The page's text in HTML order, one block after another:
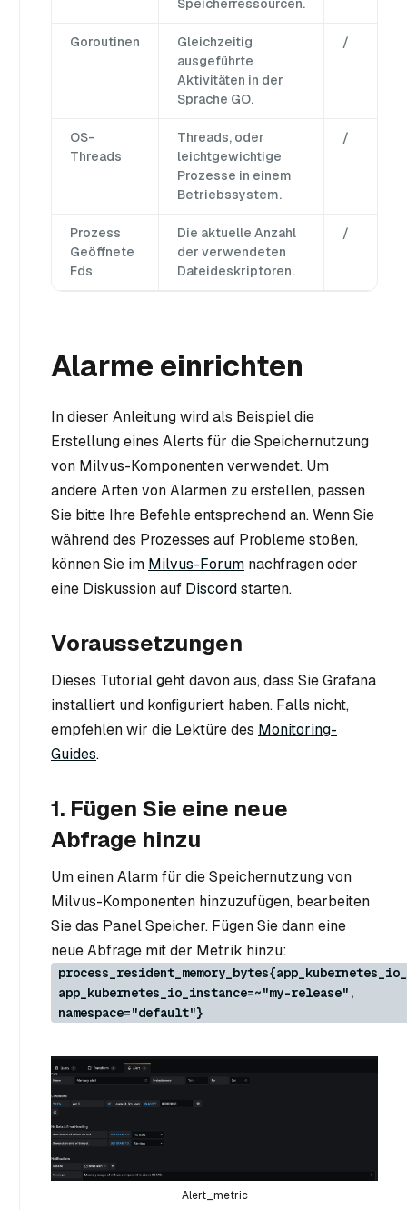
Speicherressourcen.
Goroutinen
Gleichzeitig
ausgeführte
Aktivitäten in der
Sprache GO.
/
OS-
Threads
Threads, oder
leichtgewichtige
Prozesse in einem
Betriebssystem.
/
Prozess
Geöffnete
Fds
Die aktuelle Anzahl
der verwendeten
Dateideskriptoren.
/
Alarme einrichten
In dieser Anleitung wird als Beispiel die
Erstellung eines Alerts für die Speichernutzung
von Milvus-Komponenten verwendet. Um
andere Arten von Alarmen zu erstellen, passen
Sie bitte Ihre Befehle entsprechend an. Wenn Sie
während des Prozesses auf Probleme stoßen,
können Sie im Milvus-Forum nachfragen oder
eine Diskussion auf Discordstarten.
Voraussetzungen
Dieses Tutorial geht davon aus, dass Sie Grafana
installiert und konfiguriert haben. Falls nicht,
empfehlen wir die Lektüre des Monitoring-
Guides.
1. Fügen Sie eine neue
Abfrage hinzu
Um einen Alarm für die Speichernutzung von
Milvus-Komponenten hinzuzufügen, bearbeiten
Sie das Panel Speicher. Fügen Sie dann eine
neue Abfrage mit der Metrik hinzu:
app_kubernetes_io_instance=~"my-release",
namespace="default"}
Alert_metric